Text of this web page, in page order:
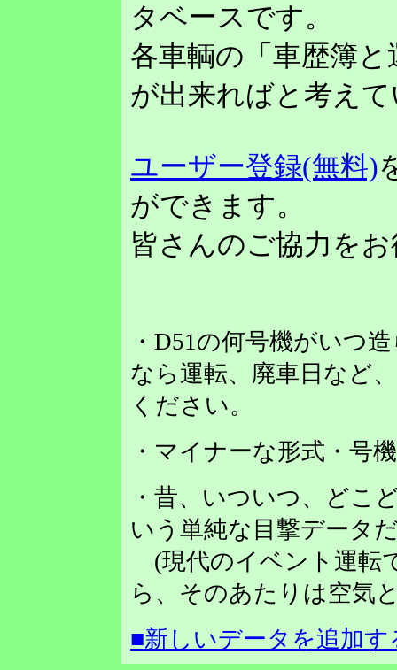
タベースです。
各車輌の「車歴簿
が出来ればと考え
ユーザー登録(無料)
ができます。
皆さんのご協力を
・D51の何号機がいつ
なら運転、廃車日など
ください。
・マイナーな形式・号
・昔、いついつ、どこ
いう単純な目撃データ
(現代のイベント運転
ら、そのあたりは空気
■新しいデータを追加す